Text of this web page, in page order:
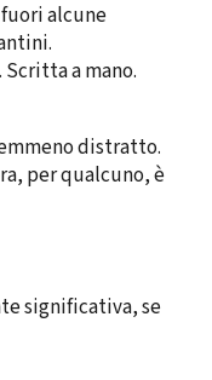
alcune
Scritta a mano.
distratto.
per qualcuno, è
significativa, se